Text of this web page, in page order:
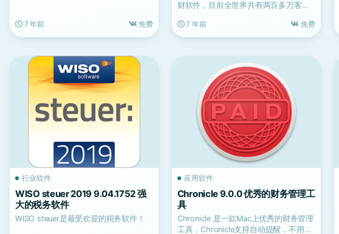
7 年前 免费
财软件，目前全世界共有两百多万客户
7 年前
免费
行业软件
WISO steuer 2019 9.04.1752 强
大的税务软件
WISO steuer是最受欢迎的税务软件！
应用软件
Chronicle 9.0.0 优秀的财务管理工
具
Chronicle 是一款Mac上优秀的财务管理
工具，Chronicle支持自动提醒，不用